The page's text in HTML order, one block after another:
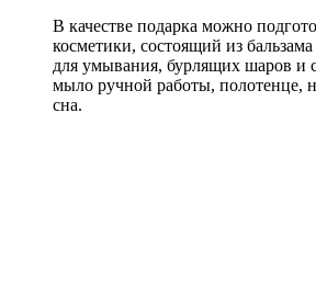
В качестве подарка можно
косметики, состоящий из бальзама
для умывания, бурлящих шаров и
мыло ручной работы, полотенце,
сна.